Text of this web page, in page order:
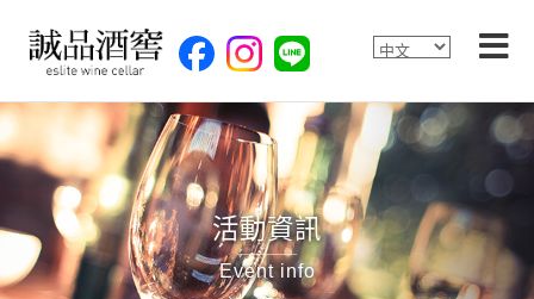
活動資訊
Event info